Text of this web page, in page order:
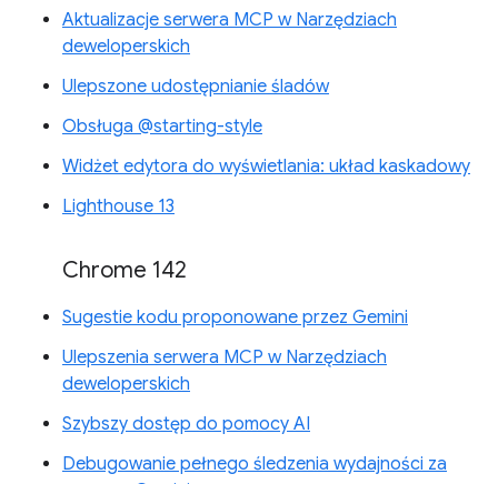
Aktualizacje serwera MCP w Narzędziach
deweloperskich
Ulepszone udostępnianie śladów
Obsługa @starting-style
Widżet edytora do wyświetlania: układ kaskadowy
Lighthouse 13
Chrome 142
Sugestie kodu proponowane przez Gemini
Ulepszenia serwera MCP w Narzędziach
deweloperskich
Szybszy dostęp do pomocy AI
Debugowanie pełnego śledzenia wydajności za